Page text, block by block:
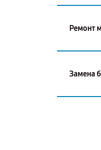
Ремонт
Замена